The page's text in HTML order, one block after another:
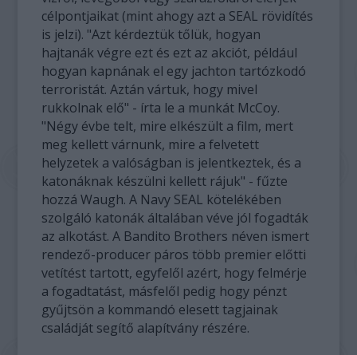
célpontjaikat (mint ahogy azt a SEAL rövidítés
is jelzi). "Azt kérdeztük tőlük, hogyan
hajtanák végre ezt és ezt az akciót, például
hogyan kapnának el egy jachton tartózkodó
terroristát. Aztán vártuk, hogy mivel
rukkolnak elő" - írta le a munkát McCoy.
"Négy évbe telt, mire elkészült a film, mert
meg kellett várnunk, mire a felvetett
helyzetek a valóságban is jelentkeztek, és a
katonáknak készülni kellett rájuk" - fűzte
hozzá Waugh. A Navy SEAL kötelékében
szolgáló katonák általában véve jól fogadták
az alkotást. A Bandito Brothers néven ismert
rendező-producer páros több premier előtti
vetítést tartott, egyfelől azért, hogy felmérje
a fogadtatást, másfelől pedig hogy pénzt
gyűjtsön a kommandó elesett tagjainak
családját segítő alapítvány részére.